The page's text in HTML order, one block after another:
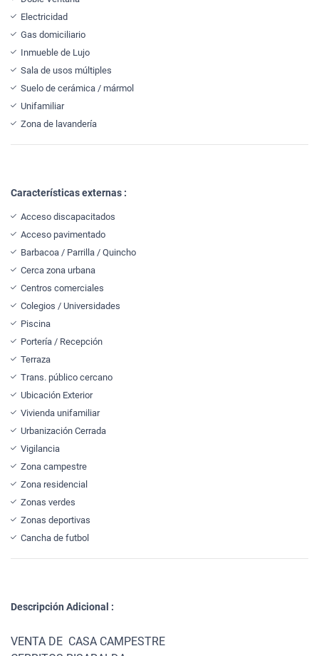
Electricidad
Gas domiciliario
Inmueble de Lujo
Sala de usos múltiples
Suelo de cerámica / mármol
Unifamiliar
Zona de lavandería
Características externas :
Acceso discapacitados
Acceso pavimentado
Barbacoa / Parrilla / Quincho
Cerca zona urbana
Centros comerciales
Colegios / Universidades
Piscina
Portería / Recepción
Terraza
Trans. público cercano
Ubicación Exterior
Vivienda unifamiliar
Urbanización Cerrada
Vigilancia
Zona campestre
Zona residencial
Zonas verdes
Zonas deportivas
Cancha de futbol
Descripción Adicional :
VENTA DE CASA CAMPESTRE